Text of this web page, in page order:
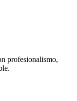
profesionalismo,